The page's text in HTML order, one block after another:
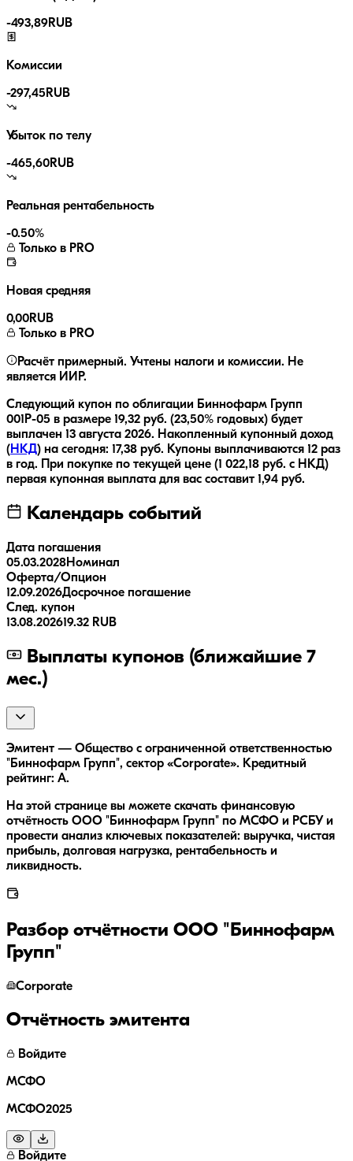
-493,89RUB
Комиссии
-297,45 RUB
Убыток по телу
-465,60RUB
Реальная рентабельность
-0.50%
Только в PRO
Новая средняя
0,00RUB
Только в PRO
Расчёт примерный. Учтены налоги и комиссии. Не
является ИИР.
Следующий купон по облигации Биннофарм Групп
001Р-05 в размере 19,32 руб. (23,50% годовых) будет
выплачен 13 августа 2026. Накопленный купонный доход
( НКД) на сегодня: 17,38 руб. Купоны выплачиваются 12 раз
в год.
При покупке по текущей цене (1 022,18 руб. с НКД)
первая купонная выплата для вас составит 1,94 руб.
Календарь событий
Дата погашения
05.03.2028Номинал
Оферта/Опцион
12.09.2026Досрочное погашение
След. купон
13.08.202619.32 RUB
Выплаты купонов (ближайшие 7
мес.)
Эмитент — Общество с ограниченной ответственностью
"Биннофарм Групп", сектор «Corporate». Кредитный
рейтинг: A.
На этой странице вы можете скачать финансовую
отчётность ООО "Биннофарм Групп" по МСФО и РСБУ и
провести анализ ключевых показателей: выручка, чистая
прибыль, долговая нагрузка, рентабельность и
ликвидность.
Разбор отчётности ООО "Биннофарм
Групп"
Corporate
Отчётность эмитента
Войдите
МСФО
МСФО2025
Войдите